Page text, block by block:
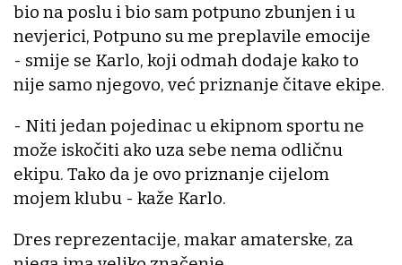
bio na poslu i bio sam potpuno zbunjen i u
nevjerici, Potpuno su me preplavile emocije
- smije se Karlo, koji odmah dodaje kako to
nije samo njegovo, već priznanje čitave ekipe.
- Niti jedan pojedinac u ekipnom sportu ne
može iskočiti ako uza sebe nema odličnu
ekipu. Tako da je ovo priznanje cijelom
mojem klubu - kaže Karlo.
Dres reprezentacije, makar amaterske, za